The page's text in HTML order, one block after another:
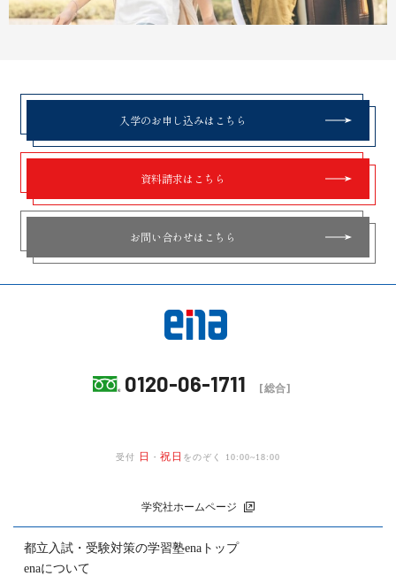
入学のお申し込みはこちら
資料請求はこちら
お問い合わせはこちら
0120-06-1711 [総合]
受付 日 ・ 祝日 をのぞく 10:00~18:00
学究社ホームページ
都立入試・受験対策の学習塾enaトップ
enaについて